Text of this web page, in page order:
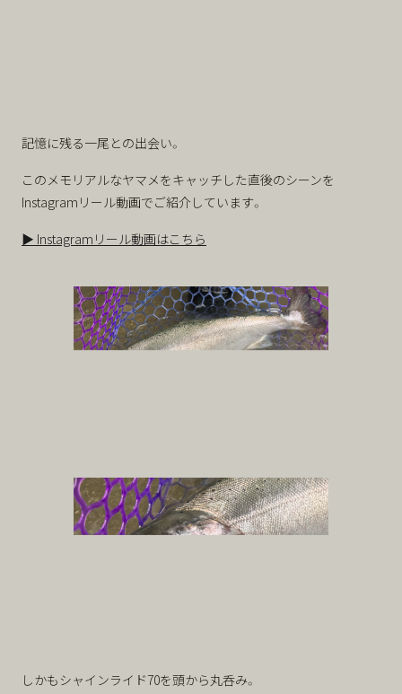
記憶に残る一尾との出会い。
このメモリアルなヤマメをキャッチした直後のシーンを
Instagramリール動画でご紹介しています。
▶ Instagramリール動画はこちら
しかもシャインライド70を頭から丸呑み。